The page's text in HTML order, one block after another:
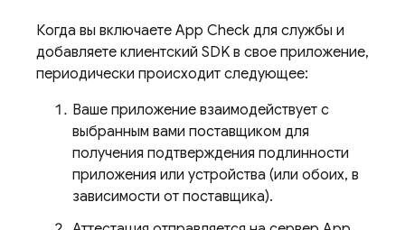
Когда вы включаете App Check для службы и
добавляете клиентский SDK в свое приложение,
периодически происходит следующее:
Ваше приложение взаимодействует с
выбранным вами поставщиком для
получения подтверждения подлинности
приложения или устройства (или обоих, в
зависимости от поставщика).